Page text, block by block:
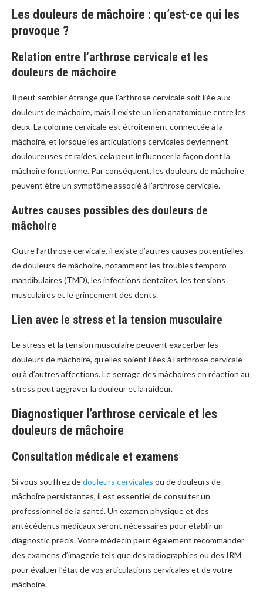
Les douleurs de mâchoire : qu’est-ce qui les
provoque ?
Relation entre l’arthrose cervicale et les
douleurs de mâchoire
Il peut sembler étrange que l’arthrose cervicale soit liée aux
douleurs de mâchoire, mais il existe un lien anatomique entre les
deux. La colonne cervicale est étroitement connectée à la
mâchoire, et lorsque les articulations cervicales deviennent
douloureuses et raides, cela peut influencer la façon dont la
mâchoire fonctionne. Par conséquent, les douleurs de mâchoire
peuvent être un symptôme associé à l’arthrose cervicale.
Autres causes possibles des douleurs de
mâchoire
Outre l’arthrose cervicale, il existe d’autres causes potentielles
de douleurs de mâchoire, notamment les troubles temporo-
mandibulaires (TMD), les infections dentaires, les tensions
musculaires et le grincement des dents.
Lien avec le stress et la tension musculaire
Le stress et la tension musculaire peuvent exacerber les
douleurs de mâchoire, qu’elles soient liées à l’arthrose cervicale
ou à d’autres affections. Le serrage des mâchoires en réaction au
stress peut aggraver la douleur et la raideur.
Diagnostiquer l’arthrose cervicale et les
douleurs de mâchoire
Consultation médicale et examens
Si vous souffrez dedouleurs cervicales ou de douleurs de
mâchoire persistantes, il est essentiel de consulter un
professionnel de la santé. Un examen physique et des
antécédents médicaux seront nécessaires pour établir un
diagnostic précis. Votre médecin peut également recommander
des examens d’imagerie tels que des radiographies ou des IRM
pour évaluer l’état de vos articulations cervicales et de votre
mâchoire.